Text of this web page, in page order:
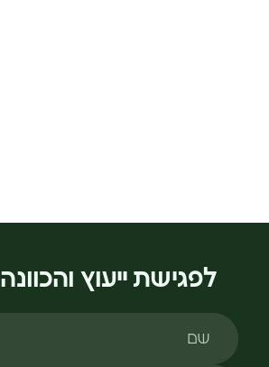
ייעוץ והכוונה אישית